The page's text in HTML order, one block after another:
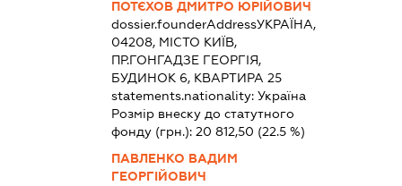
ПОТЄХОВ ДМИТРО ЮРІЙОВИЧ
dossier.founderAddressУКРАЇНА,
04208, МІСТО КИЇВ,
ПР.ГОНГАДЗЕ ГЕОРГІЯ,
БУДИНОК 6, КВАРТИРА 25
statements.nationality:Україна
Розмір внеску до статутного
фонду (грн.):20 812,50 (22.5 %)
ПАВЛЕНКО ВАДИМ
ГЕОРГІЙОВИЧ